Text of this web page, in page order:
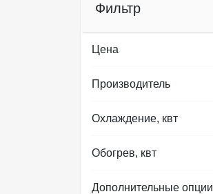
Фильтр
Цена
Производитель
Охлаждение, квт
Обогрев, квт
Дополнительные опции